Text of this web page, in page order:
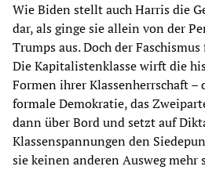
Wie Biden stellt auch Harris die
dar, als ginge sie allein von der
Trumps aus. Doch der
Die Kapitalistenklasse wirft die
Formen ihrer Klassenherrschaft –
formale Demokratie, das
dann über Bord und setzt auf
Klassenspannungen den
sie keinen anderen Ausweg mehr